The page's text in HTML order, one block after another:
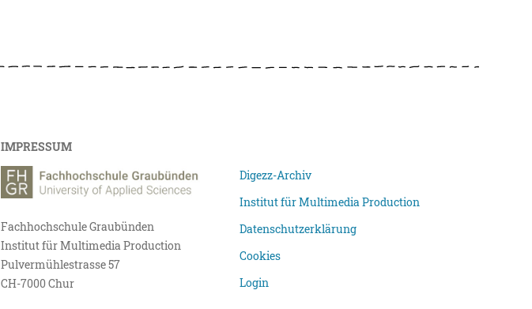
IMPRESSUM
Fachhochschule Graubünden
Institut für Multimedia Production
Pulvermühlestrasse 57
CH-7000 Chur
Digezz-Archiv
Institut für Multimedia Production
Datenschutzerklärung
Cookies
Login